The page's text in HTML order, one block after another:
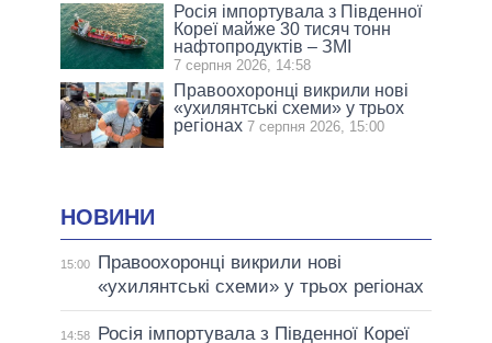
Росія імпортувала з Південної
Кореї майже 30 тисяч тонн
нафтопродуктів – ЗМІ
7 серпня 2026, 14:58
Правоохоронці викрили нові
«ухилянтські схеми» у трьох
регіонах 7 серпня 2026, 15:00
НОВИНИ
15:00
Правоохоронці викрили нові
«ухилянтські схеми» у трьох регіонах
14:58
Росія імпортувала з Південної Кореї